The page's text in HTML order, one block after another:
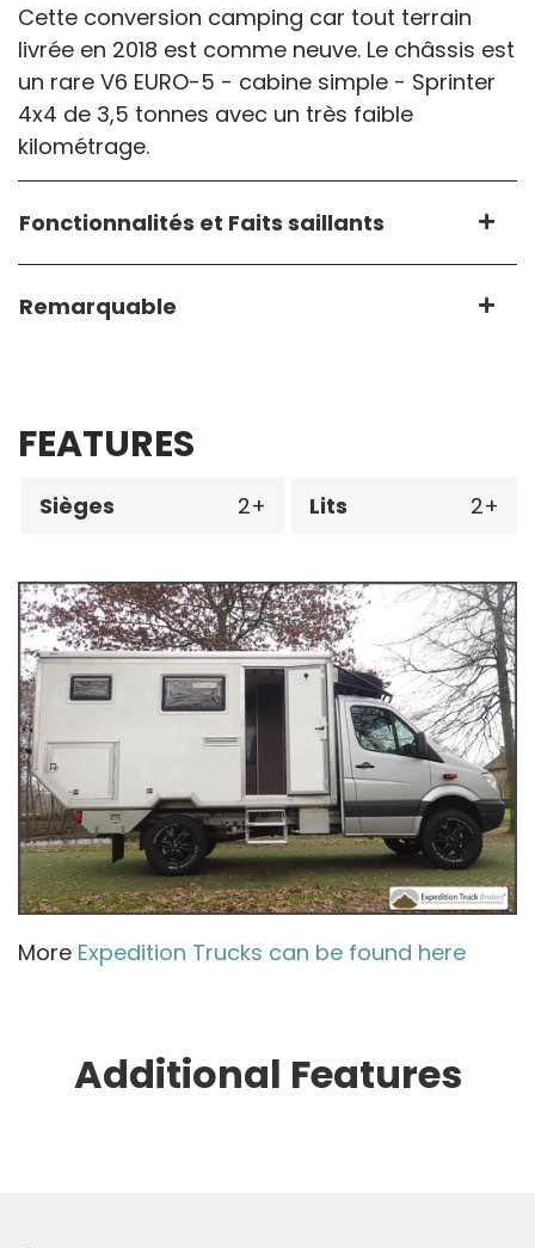
Cette conversion camping car tout terrain
livrée en 2018 est comme neuve. Le châssis est
un rare V6 EURO-5 - cabine simple - Sprinter
4x4 de 3,5 tonnes avec un très faible
kilométrage.
Fonctionnalités et Faits saillants
Remarquable
FEATURES
Sièges 2 Lits 2
More Expedition Trucks can be found here
Additional Features